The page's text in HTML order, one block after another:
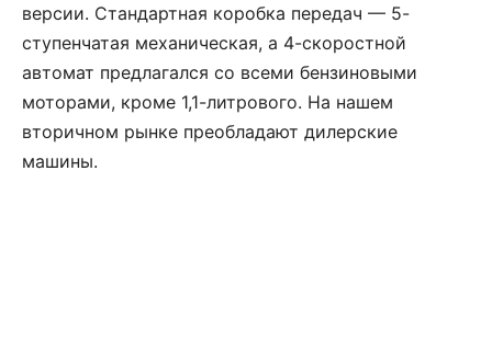
версии. Стандартная коробка передач — 5-
ступенчатая механическая, а 4-скоростной
автомат предлагался со всеми бензиновыми
моторами, кроме 1,1-литрового. На нашем
вторичном рынке преобладают дилерские
машины.